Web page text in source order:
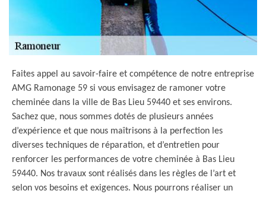
Faites appel au savoir-faire et compétence de notre entreprise
AMG Ramonage 59 si vous envisagez de ramoner votre
cheminée dans la ville de Bas Lieu 59440 et ses environs.
Sachez que, nous sommes dotés de plusieurs années
d’expérience et que nous maîtrisons à la perfection les
diverses techniques de réparation, et d’entretien pour
renforcer les performances de votre cheminée à Bas Lieu
59440. Nos travaux sont réalisés dans les règles de l’art et
selon vos besoins et exigences. Nous pourrons réaliser un